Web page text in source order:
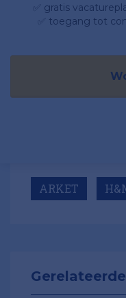
✅ gratis
✅ toegang tot
ARKET